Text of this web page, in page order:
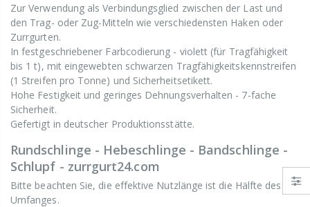
Zur Verwendung als Verbindungsglied zwischen der Last und
den Trag- oder Zug-Mitteln wie verschiedensten Haken oder
Zurrgurten.
In festgeschriebener Farbcodierung - violett (für Tragfähigkeit
bis 1 t), mit eingewebten schwarzen Tragfähigkeitskennstreifen
(1 Streifen pro Tonne) und Sicherheitsetikett.
Hohe Festigkeit und geringes Dehnungsverhalten - 7-fache
Sicherheit.
Gefertigt in deutscher Produktionsstätte.
Rundschlinge - Hebeschlinge - Bandschlinge -
Schlupf - zurrgurt24.com
Bitte beachten Sie, die effektive Nutzlänge ist die Hälfte des
Umfanges.